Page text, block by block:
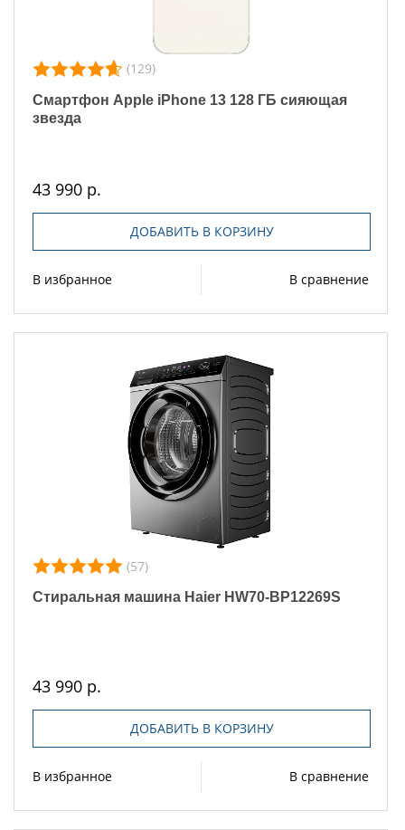
(129)
Смартфон Apple iPhone 13 128 ГБ сияющая
звезда
43 990 р.
ДОБАВИТЬ В КОРЗИНУ
В избранное В сравнение
(57)
Стиральная машина Haier HW70-BP12269S
43 990 р.
ДОБАВИТЬ В КОРЗИНУ
В избранное В сравнение